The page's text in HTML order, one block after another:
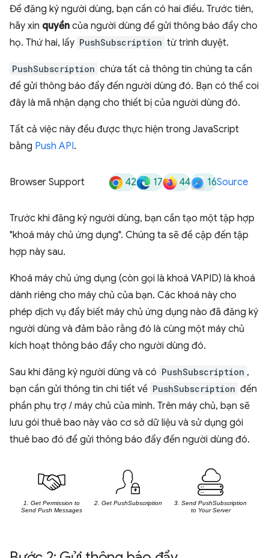
Để đăng ký người dùng, bạn cần có hai điều. Trước tiên,
hãy xin quyền của người dùng để gửi thông báo đẩy cho
họ. Thứ hai, lấy PushSubscription từ trình duyệt.
PushSubscription chứa tất cả thông tin chúng ta cần
để gửi thông báo đẩy đến người dùng đó. Bạn có thể coi
đây là mã nhận dạng cho thiết bị của người dùng đó.
Tất cả việc này đều được thực hiện trong JavaScript
bằng Push API.
Browser Support 42 17 44 16Source
Trước khi đăng ký người dùng, bạn cần tạo một tập hợp
"khoá máy chủ ứng dụng". Chúng ta sẽ đề cập đến tập
hợp này sau.
Khoá máy chủ ứng dụng (còn gọi là khoá VAPID) là khoá
dành riêng cho máy chủ của bạn. Các khoá này cho
phép dịch vụ đẩy biết máy chủ ứng dụng nào đã đăng ký
người dùng và đảm bảo rằng đó là cùng một máy chủ
kích hoạt thông báo đẩy cho người dùng đó.
Sau khi đăng ký người dùng và có PushSubscription ,
bạn cần gửi thông tin chi tiết về PushSubscription đến
phần phụ trợ / máy chủ của mình. Trên máy chủ, bạn sẽ
lưu gói thuê bao này vào cơ sở dữ liệu và sử dụng gói
thuê bao đó để gửi thông báo đẩy đến người dùng đó.